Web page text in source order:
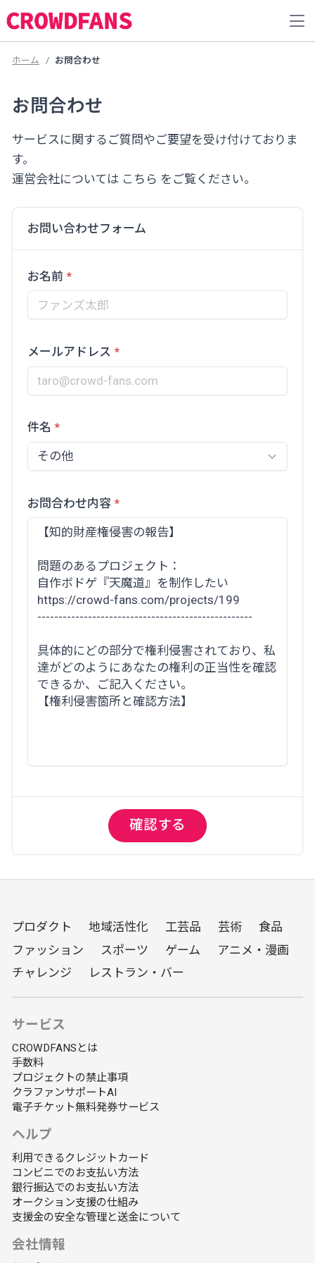
ホーム お問合わせ
お問合わせ
サービスに関するご質問やご要望を受け付けておりま
す。
運営会社については こちら をご覧ください。
お問い合わせフォーム
お名前
メールアドレス
件名
お問合わせ内容
プロダクト 地域活性化 工芸品 芸術
食品
ファッション
スポーツ ゲーム
アニメ・漫画
チャレンジ
レストラン・バー
サービス
CROWDFANSとは
手数料
プロジェクトの禁止事項
クラファンサポートAI
電子チケット無料発券サービス
ヘルプ
利用できるクレジットカード
コンビニでのお支払い方法
銀行振込でのお支払い方法
オークション支援の仕組み
支援金の安全な管理と送金について
会社情報